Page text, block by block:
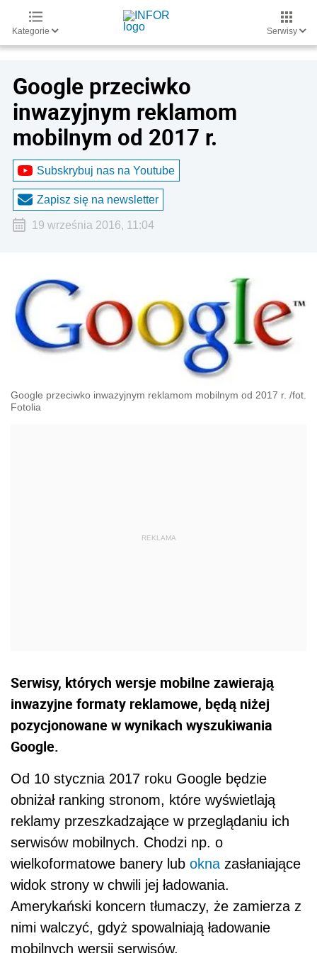
Kategorie Serwisy
Google przeciwko
inwazyjnym reklamom
mobilnym od 2017 r.
Subskrybuj nas na Youtube
Zapisz się na newsletter
19 września 2016, 11:04
Google przeciwko inwazyjnym reklamom mobilnym od 2017 r. /fot.
Fotolia
Serwisy, których wersje mobilne zawierają
inwazyjne formaty reklamowe, będą niżej
pozycjonowane w wynikach wyszukiwania
Google.
Od 10 stycznia 2017 roku Google będzie
obniżał ranking stronom, które wyświetlają
reklamy przeszkadzające w przeglądaniu ich
serwisów mobilnych. Chodzi np. o
wielkoformatowe banery lub okna zasłaniające
widok strony w chwili jej ładowania.
Amerykański koncern tłumaczy, że zamierza z
nimi walczyć, gdyż spowalniają ładowanie
mobilnych wersji serwisów.